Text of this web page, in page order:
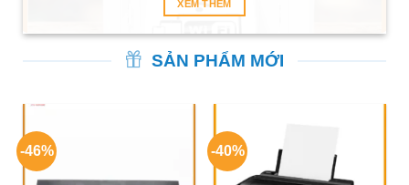
XEM THÊM
SẢN PHẨM MỚI
-46% -40%